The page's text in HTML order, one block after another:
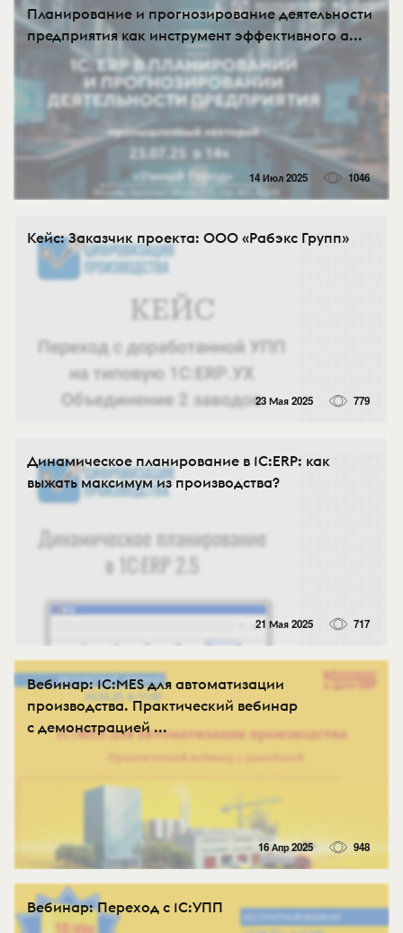
Планирование и прогнозирование деятельности
предприятия как инструмент эффективного а...
14 Июл 2025 1046
Кейс: Заказчик проекта: ООО «Рабэкс Групп»
23 Мая 2025 779
Динамическое планирование в 1С:ERP: как
выжать максимум из производства?
21 Мая 2025 717
Вебинар: 1С:MES для автоматизации
производства. Практический вебинар
с демонстрацией ...
16 Апр 2025 948
Вебинар: Переход с 1С:УПП